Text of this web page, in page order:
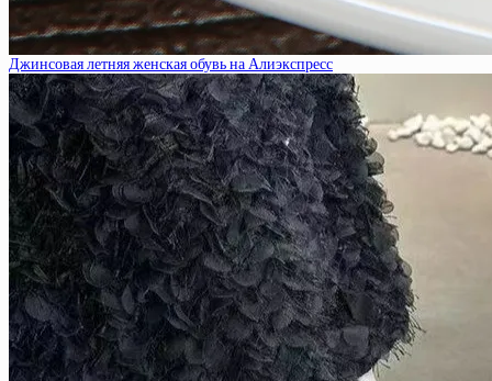
Джинсовая летняя женская обувь на Алиэкспресс